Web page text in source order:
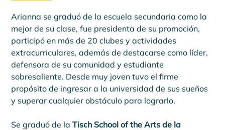
Arianna se graduó de la escuela secundaria como la
mejor de su clase, fue presidenta de su promoción,
participó en más de 20 clubes y actividades
extracurriculares, además de destacarse como líder,
defensora de su comunidad y estudiante
sobresaliente. Desde muy joven tuvo el firme
propósito de ingresar a la universidad de sus sueños
y superar cualquier obstáculo para lograrlo.
Se graduó de la Tisch School of the Arts de la